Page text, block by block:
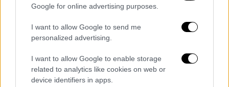
Google for online advertising purposes.
I want to allow Google to send me
personalized advertising.
I want to allow Google to enable storage
related to analytics like cookies on web or
device identifiers in apps.
Το τελευταίο σιδηροδρομικό δυστύχημα
στην Ευρώπη που προκάλεσε τόσους
θανάτους ήταν από εκτροχιασμό τρένου
υψηλής ταχύτητας στην Ισπανία το 2013.
Τότε, 80 άνθρωποι έχασαν τη ζωή τους μετά
την ανατροπή του τρένου κοντά στο